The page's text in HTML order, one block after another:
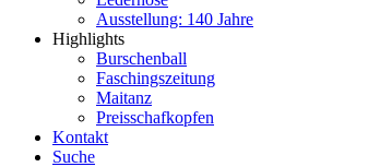
Ausstellung: 140 Jahre
Highlights
Burschenball
Faschingszeitung
Maitanz
Preisschafkopfen
Kontakt
Suche